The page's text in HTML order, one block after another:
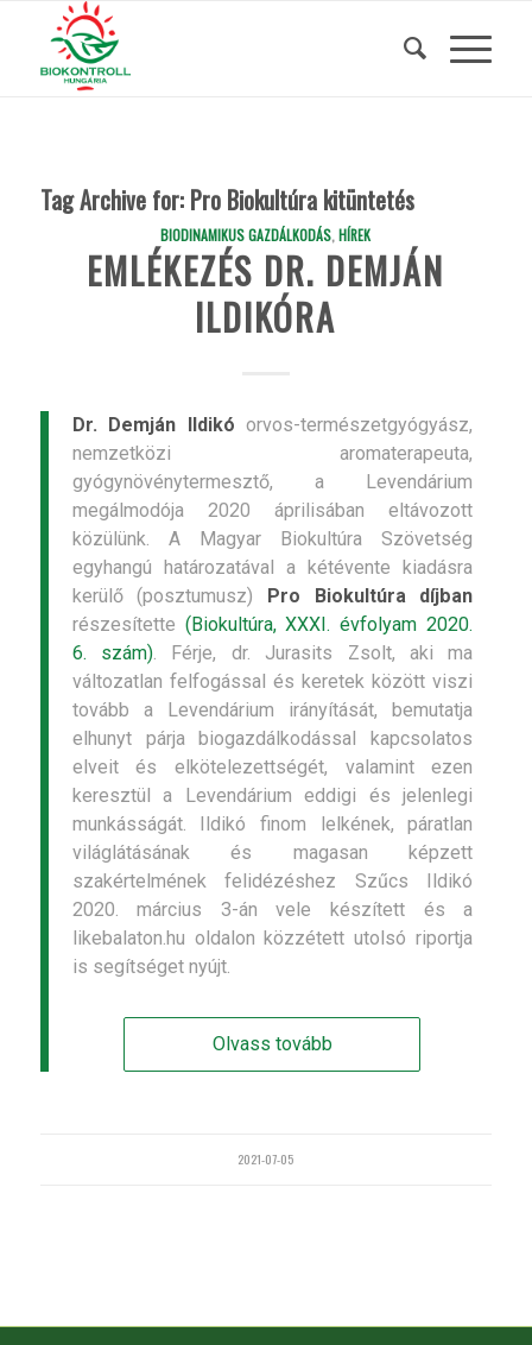
Tag Archive for: Pro Biokultúra kitüntetés
BIODINAMIKUS GAZDÁLKODÁS,HÍREK
EMLÉKEZÉS DR. DEMJÁN
ILDIKÓRA
Dr. Demján Ildikó orvos-természetgyógyász,
nemzetközi aromaterapeuta,
gyógynövénytermesztő, a Levendárium
megálmodója 2020 áprilisában eltávozott
közülünk. A Magyar Biokultúra Szövetség
egyhangú határozatával a kétévente kiadásra
kerülő (posztumusz) Pro Biokultúra díjban
részesítette (Biokultúra, XXXI. évfolyam 2020.
6. szám) . Férje, dr. Jurasits Zsolt, aki ma
változatlan felfogással és keretek között viszi
tovább a Levendárium irányítását, bemutatja
elhunyt párja biogazdálkodással kapcsolatos
elveit és elkötelezettségét, valamint ezen
keresztül a Levendárium eddigi és jelenlegi
munkásságát. Ildikó finom lelkének, páratlan
világlátásának és magasan képzett
szakértelmének felidézéshez Szűcs Ildikó
2020. március 3-án vele készített és a
likebalaton.hu oldalon közzétett utolsó riportja
is segítséget nyújt.
Olvass tovább
2021-07-05